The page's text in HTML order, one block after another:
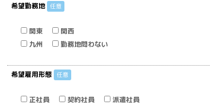
希望勤務地 任意
関東
関西
九州
勤務地問わない
希望雇用形態 任意
正社員 契約社員
派遣社員